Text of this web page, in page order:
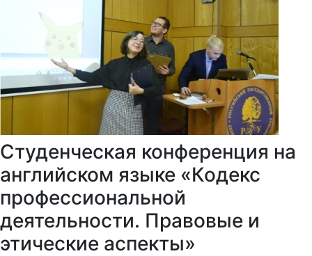
Студенческая конференция на
английском языке «Кодекс
профессиональной
деятельности. Правовые и
этические аспекты»